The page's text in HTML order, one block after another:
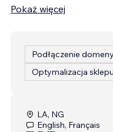
Pokaż więcej
Podłączenie domeny
Optymalizacja sklepu
LA, NG
English, Français